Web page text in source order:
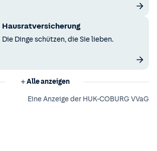
Hausratversicherung
Die Dinge schützen, die Sie lieben.
Alle anzeigen
Eine Anzeige der HUK-COBURG VVaG